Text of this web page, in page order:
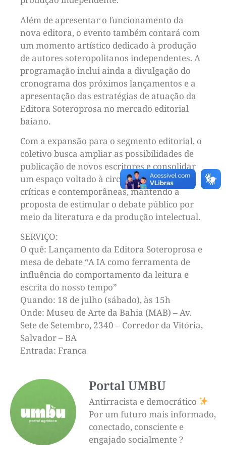
Além de apresentar o funcionamento da
nova editora, o evento também contará com
um momento artístico dedicado à produção
de autores soteropolitanos independentes. A
programação inclui ainda a divulgação do
cronograma dos próximos lançamentos e a
apresentação das estratégias de atuação da
Editora Soteroprosa no mercado editorial
baiano.
Com a expansão para o segmento editorial, o
coletivo busca ampliar as possibilidades de
publicação de novos escritores e consolidar
um espaço voltado à circulação de obras
críticas e contemporâneas, mantendo a
proposta de estimular o debate público por
meio da literatura e da produção intelectual.
SERVIÇO:
O quê: Lançamento da Editora Soteroprosa e
mesa de debate “A IA como ferramenta de
influência do comportamento da leitura e
escrita do nosso tempo”
Quando: 18 de julho (sábado), às 15h
Onde: Museu de Arte da Bahia (MAB) – Av.
Sete de Setembro, 2340 – Corredor da Vitória,
Salvador – BA
Entrada: Franca
Portal UMBU
Antirracista e democrático
Por um futuro mais informado,
conectado, consciente e
engajado socialmente ?